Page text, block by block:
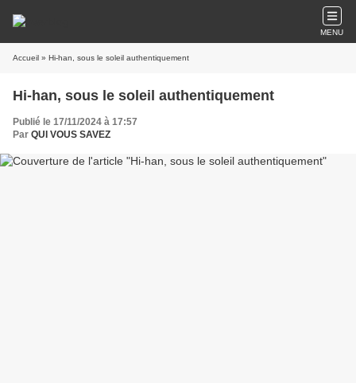
MENU
Accueil » Hi-han, sous le soleil authentiquement
Hi-han, sous le soleil authentiquement
Publié le 17/11/2024 à 17:57
Par QUI VOUS SAVEZ